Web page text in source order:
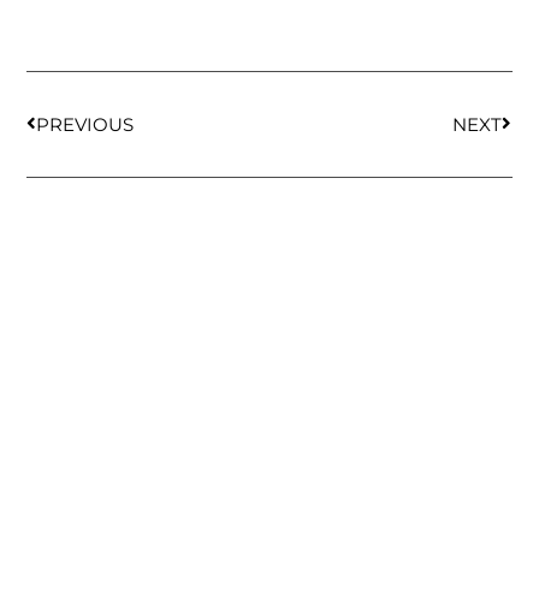
PREVIOUS NEXT